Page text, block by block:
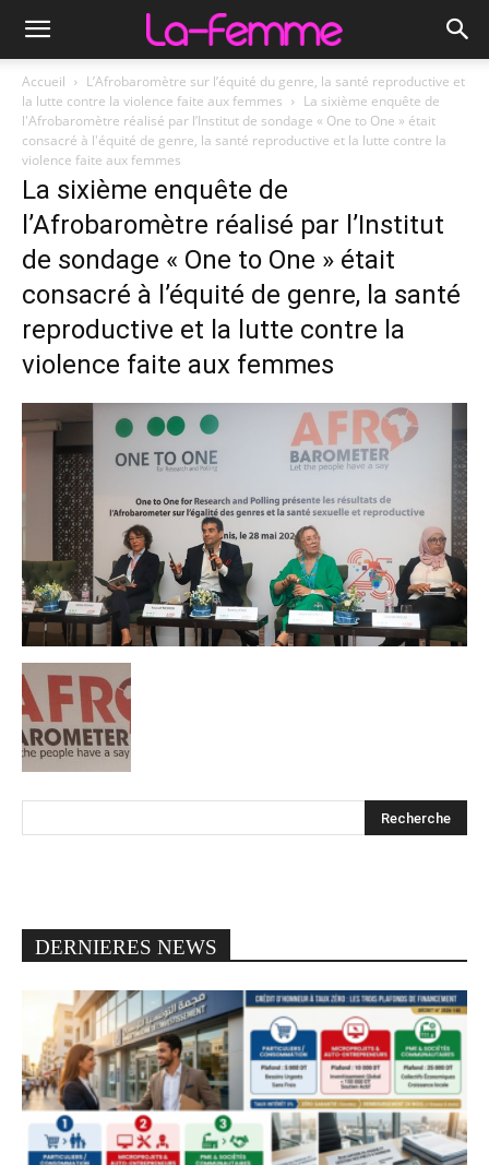
Accueil
L’Afrobaromètre sur l’équité du genre, la santé reproductive et
la lutte contre la violence faite aux femmes
La sixième enquête de
l'Afrobaromètre réalisé par l’Institut de sondage « One to One » était
consacré à l'équité de genre, la santé reproductive et la lutte contre la
violence faite aux femmes
La sixième enquête de
l’Afrobaromètre réalisé par l’Institut
de sondage « One to One » était
consacré à l’équité de genre, la santé
reproductive et la lutte contre la
violence faite aux femmes
DERNIERES NEWS